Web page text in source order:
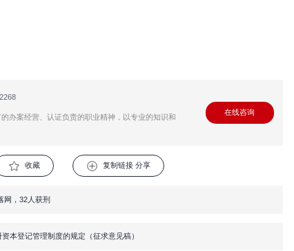
果在逃，公安机关、国家安全机关可以发布通缉令
如实供述自己的罪行，承认指控的犯罪事实，愿意
款规定的，可以撤销案件、不起诉或者对涉嫌数罪
享有辩护权利，除自己行使辩护权以外，还可以委
，经最高人民检察院核准的“台独”顽固分子分裂
关移送起诉，人民检察院认为犯罪事实已经查清
进行审查后，对于起诉书中有明确的指控犯罪事实
指定的中级人民法院组成合议庭进行审理。